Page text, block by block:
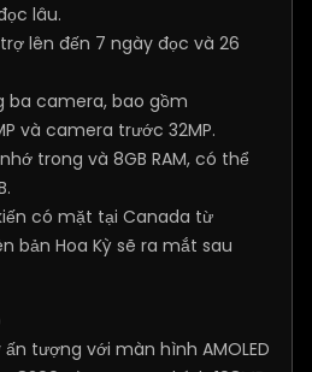
lâu.
trợ lên đến 7 ngày đọc và 26
ba camera, bao gồm
và camera trước 32MP.
trong và 8GB RAM, có thể
có mặt tại Canada từ
bản Hoa Kỳ sẽ ra mắt sau
tượng với màn hình AMOLED